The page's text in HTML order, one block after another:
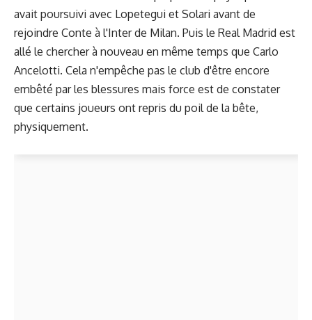
avait poursuivi avec Lopetegui et Solari avant de
rejoindre Conte à l'Inter de Milan. Puis le Real Madrid est
allé le chercher à nouveau en même temps que Carlo
Ancelotti. Cela n'empêche pas le club d'être encore
embêté par les blessures mais force est de constater
que certains joueurs ont repris du poil de la bête,
physiquement.